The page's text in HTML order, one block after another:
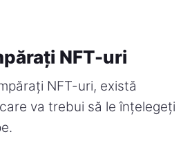
NFT-uri
NFT-uri, există
va trebui să le înțelegeți